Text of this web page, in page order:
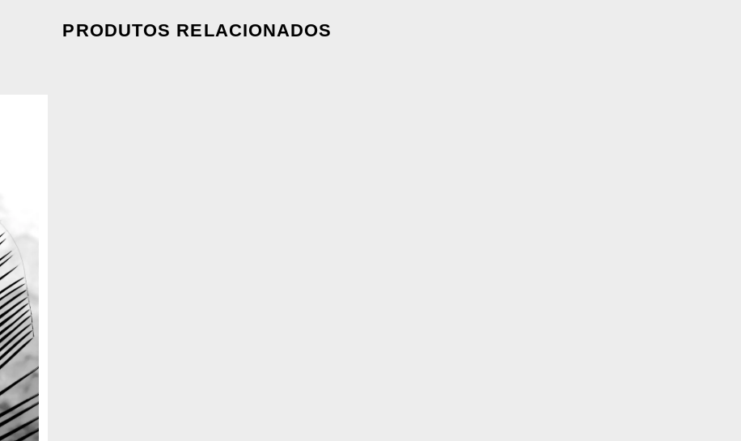
PRODUTOS RELACIONADOS